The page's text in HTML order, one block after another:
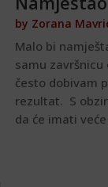
by Zorana
Malo bi
samu završnicu
često dobivam
rezultat. S
da će imati